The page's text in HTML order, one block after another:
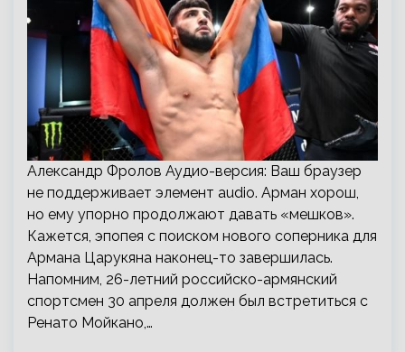
Александр Фролов Аудио-версия: Ваш браузер
не поддерживает элемент audio. Арман хорош,
но ему упорно продолжают давать «мешков».
Кажется, эпопея с поиском нового соперника для
Армана Царукяна наконец-то завершилась.
Напомним, 26-летний российско-армянский
спортсмен 30 апреля должен был встретиться с
Ренато Мойкано,…